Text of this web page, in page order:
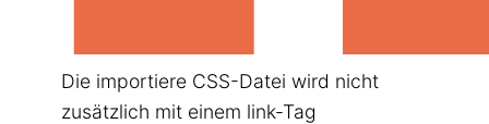
Die importiere CSS-Datei wird nicht
zusätzlich mit einem link-Tag